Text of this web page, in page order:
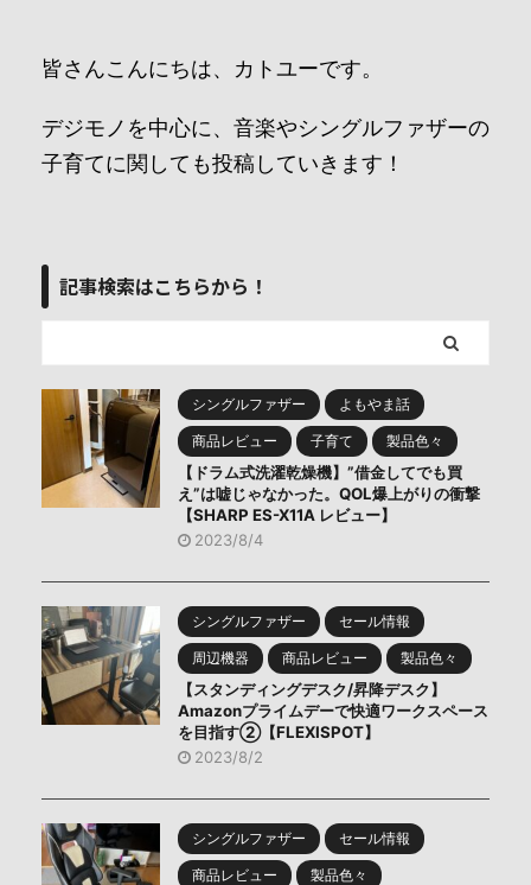
皆さんこんにちは、カトユーです。
デジモノを中心に、音楽やシングルファザーの
子育てに関しても投稿していきます！
記事検索はこちらから！
シングルファザー よもやま話
商品レビュー 子育て 製品色々
【ドラム式洗濯乾燥機】”借金してでも買
え”は嘘じゃなかった。QOL爆上がりの衝撃
【SHARP ES-X11A レビュー】
2023/8/4
シングルファザー セール情報
周辺機器 商品レビュー 製品色々
【スタンディングデスク/昇降デスク】
Amazonプライムデーで快適ワークスペース
を目指す②【FLEXISPOT】
2023/8/2
シングルファザー セール情報
商品レビュー 製品色々